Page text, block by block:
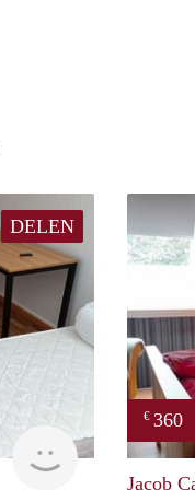
DELEN
finder
€ 360
Jacob